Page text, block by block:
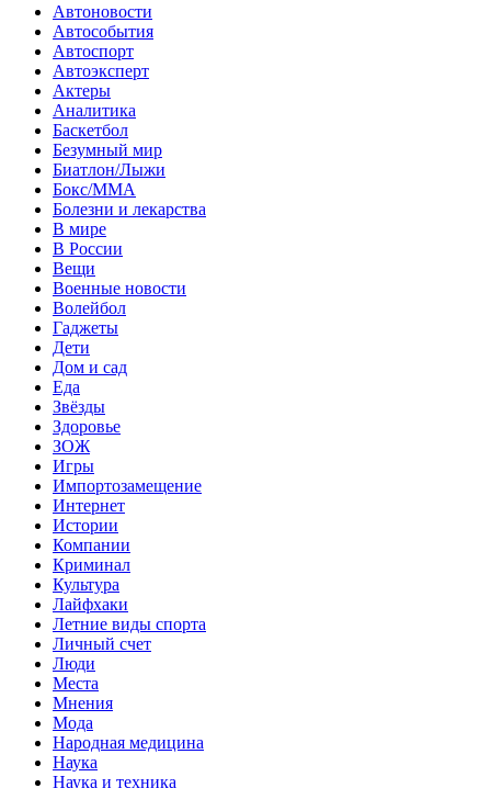
Автоновости
Автособытия
Автоспорт
Автоэксперт
Актеры
Аналитика
Баскетбол
Безумный мир
Биатлон/Лыжи
Бокс/MMA
Болезни и лекарства
В мире
В России
Вещи
Военные новости
Волейбол
Гаджеты
Дети
Дом и сад
Еда
Звёзды
Здоровье
ЗОЖ
Игры
Импортозамещение
Интернет
Истории
Компании
Криминал
Культура
Лайфхаки
Летние виды спорта
Личный счет
Люди
Места
Мнения
Мода
Народная медицина
Наука
Наука и техника